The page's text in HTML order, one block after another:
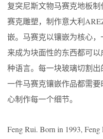
复突尼斯文物马赛克地板
赛克雕塑，制作意大利
嵌。马赛克以镶嵌为核心
来成为块面性的东西都可
种语言。每一块玻璃切割
一件马赛克镶嵌作品都需
心制作每一个细节。
Feng Rui. Born in 1993, Feng